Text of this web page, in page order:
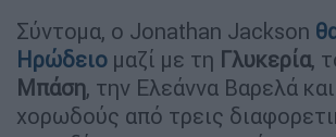
Σύντομα, ο Jonathan Jackson
Ηρώδειο μαζί με τη Γλυκερία,
Μπάση, την Ελεάννα Βαρελά
χορωδούς από τρεις